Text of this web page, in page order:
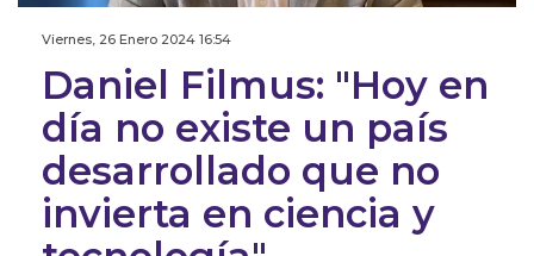
Viernes, 26 Enero 2024 16:54
Daniel Filmus: "Hoy en
día no existe un país
desarrollado que no
invierta en ciencia y